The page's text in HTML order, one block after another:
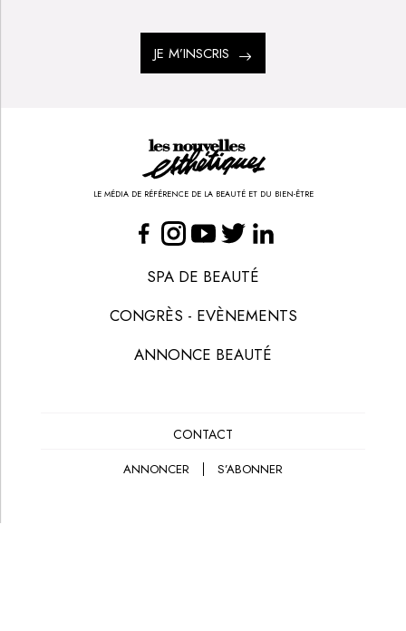
JE M’INSCRIS
LE MÉDIA DE RÉFÉRENCE DE LA BEAUTÉ ET DU BIEN-ÊTRE
SPA DE BEAUTÉ
CONGRÈS - EVÈNEMENTS
ANNONCE BEAUTÉ
CONTACT
ANNONCER S’ABONNER